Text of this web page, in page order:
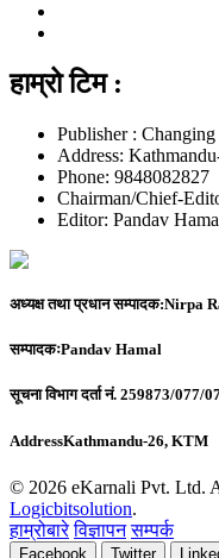
हाम्रो टिम :
Publisher :
Address:
Phone: 9848082827
Chairman/Chief-
Editor: Pandav
अध्यक्ष तथा प्रधान सम्पादक:Nirpa
सम्पादकःPandav Hamal
सूचना विभाग दर्ता नं. 259873/077/
AddressKathmandu-26, KTM
© 2026 eKarnali Pvt. Ltd.
Logicbitsolution.
हाम्रोबारे विज्ञापन सम्पर्क
Facebook Twitter